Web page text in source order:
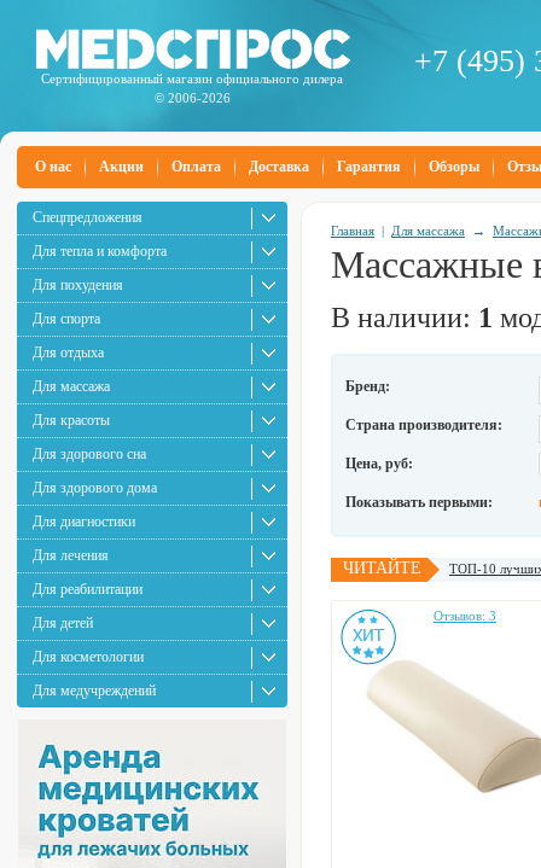
Сертифицированный магазин официального дилера
© 2006-2026
+7 (495)
О нас Акции Оплата Доставка Гарантия Обзоры
Спецпредложения
Для тепла и комфорта
Для похудения
Для спорта
Для отдыха
Для массажа
Для красоты
Для здорового сна
Для здорового дома
Для диагностики
Для лечения
Для реабилитации
Для детей
Для косметологии
Для медучреждений
Главная | Для массажа →
Массажные
В наличии: 1
Бренд:
Страна производителя:
Цена, руб:
Показывать первыми:
ЧИТАЙТЕ ТОП-10 лучших
Отзывов: 3